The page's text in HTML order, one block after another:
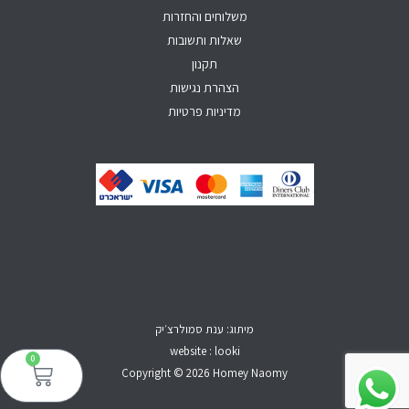
0
משלוחים והחזרות
שאלות ותשובות
תקנון
הצהרת נגישות
מדיניות פרטיות
מיתוג: ענת סמולרצ׳יק
website : looki
Copyright © 2026 Homey Naomy